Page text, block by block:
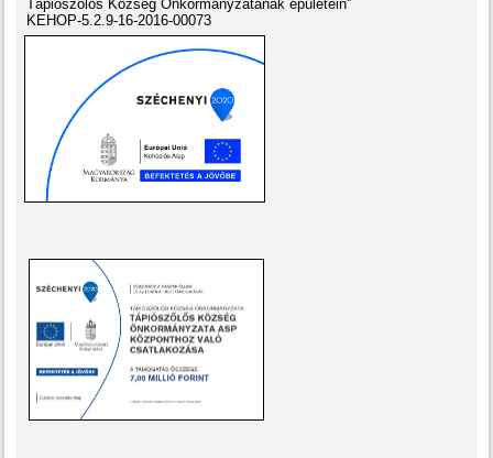
Tápiószőlős Község Önkormányzatának épületein”
KEHOP-5.2.9-16-2016-00073